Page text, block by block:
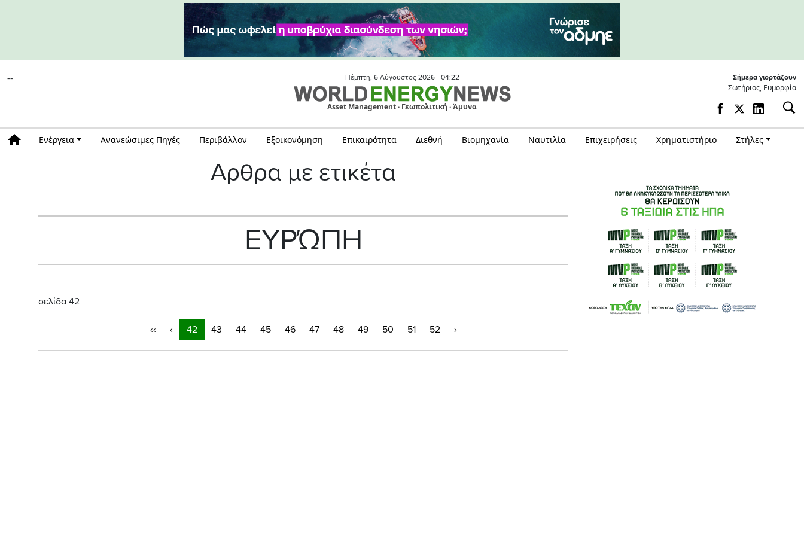
-- Πέμπτη, 6 Αύγουστος 2026 - 04:22
Asset Management · Γεωπολιτική · Άμυνα
Σήμερα γιορτάζουν
Σωτήριος, Ευμορφία
Ενέργεια Ανανεώσιμες Πηγές Περιβάλλον Εξοικονόμηση Επικαιρότητα Διεθνή Βιομηχανία Ναυτιλία Επιχειρήσεις Χρηματιστήριο Στήλες
Αρθρα με ετικέτα
EΥΡΏΠΗ
σελίδα 42
‹‹ ‹ 42 43 44 45 46 47 48 49 50 51 52 ›